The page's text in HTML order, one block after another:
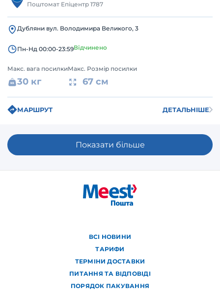
Поштомат Епіцентр 1787
Дубляни вул. Володимира Великого, 3
Пн-Нд 00:00-23:59Відчинено
Макс. вага посилки
30 кг
Макс. Розмір посилки
67 см
МАРШРУТ ДЕТАЛЬНІШЕ
Показати більше
ВСІ НОВИНИ
ТАРИФИ
ТЕРМІНИ ДОСТАВКИ
ПИТАННЯ ТА ВІДПОВІДІ
ПОРЯДОК ПАКУВАННЯ